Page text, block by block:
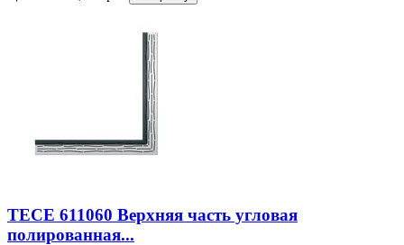
TECE 611060 Верхняя часть угловая
полированная...